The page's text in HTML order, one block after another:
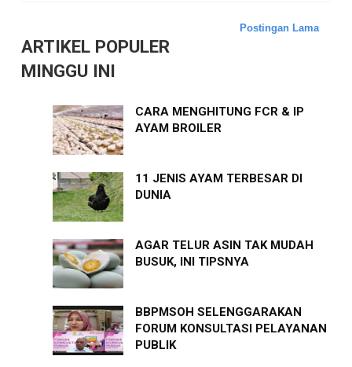
Postingan Lama
ARTIKEL POPULER
MINGGU INI
CARA MENGHITUNG FCR & IP
AYAM BROILER
11 JENIS AYAM TERBESAR DI
DUNIA
AGAR TELUR ASIN TAK MUDAH
BUSUK, INI TIPSNYA
BBPMSOH SELENGGARAKAN
FORUM KONSULTASI PELAYANAN
PUBLIK